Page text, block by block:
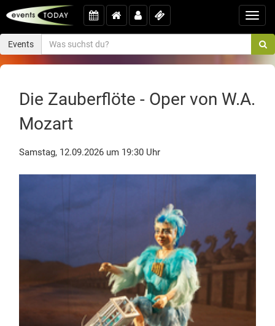
Events
Die Zauberflöte - Oper von W.A.
Mozart
Samstag, 12.09.2026 um 19:30 Uhr